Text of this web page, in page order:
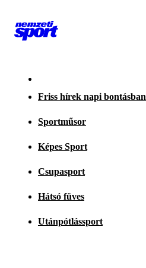
Friss hírek napi bontásban
Sportműsor
Képes Sport
Csupasport
Hátsó füves
Utánpótlássport